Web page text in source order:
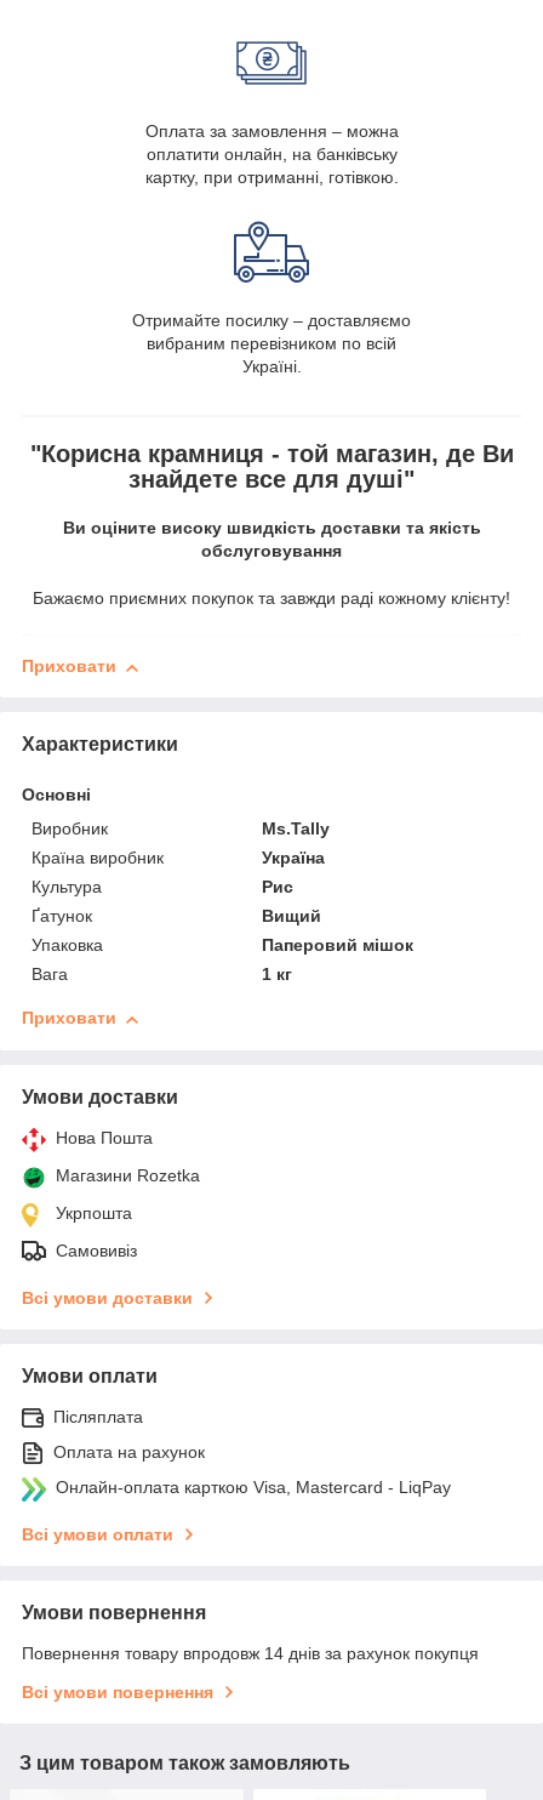
Оплата за замовлення – можна
оплатити онлайн, на банківську
картку, при отриманні, готівкою.
Отримайте посилку – доставляємо
вибраним перевізником по всій
Україні.
"Корисна крамниця - той магазин, де Ви
знайдете все для душі"
Ви оціните високу швидкість доставки та якість
обслуговування
Бажаємо приємних покупок та завжди раді кожному клієнту!
Приховати
Характеристики
Основні
Виробник
Ms.Tally
Країна виробник
Україна
Культура
Рис
Ґатунок
Вищий
Упаковка
Паперовий мішок
Вага
1 кг
Приховати
Умови доставки
Нова Пошта
Магазини Rozetka
Укрпошта
Самовивіз
Всі умови доставки
Умови оплати
Післяплата
Оплата на рахунок
Онлайн-оплата карткою Visa, Mastercard - LiqPay
Всі умови оплати
Умови повернення
Повернення товару впродовж 14 днів за рахунок покупця
Всі умови повернення
З цим товаром також замовляють